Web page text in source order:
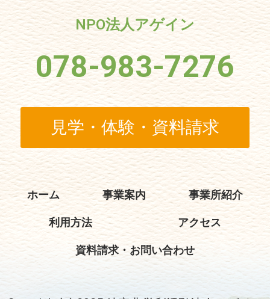
NPO法人アゲイン
078-983-7276
見学・体験・資料請求
ホーム 事業案内 事業所紹介
利用方法 アクセス
資料請求・お問い合わせ